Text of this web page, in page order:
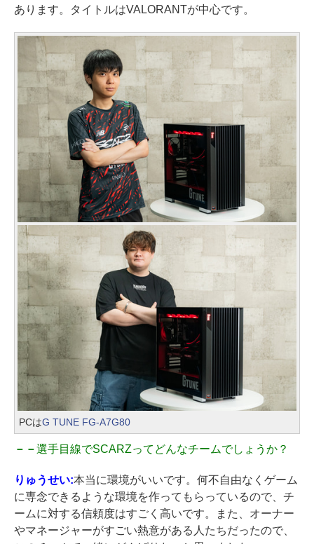
あります。タイトルはVALORANTが中心です。
PCはG TUNE FG-A7G80
－－選手目線でSCARZってどんなチームでしょうか？
りゅうせい:本当に環境がいいです。何不自由なくゲーム
に専念できるような環境を作ってもらっているので、チ
ームに対する信頼度はすごく高いです。また、オーナー
やマネージャーがすごい熱意がある人たちだったので、